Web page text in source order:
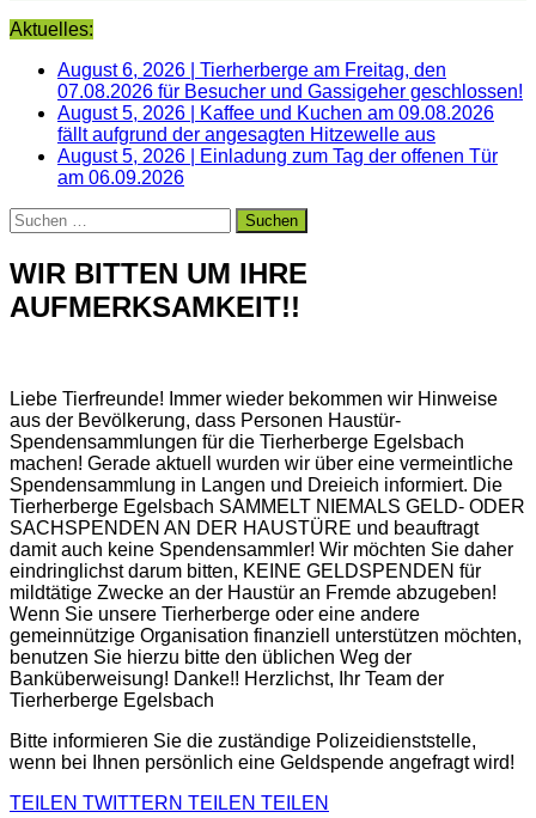
Aktuelles:
August 6, 2026
Tierherberge am Freitag, den
07.08.2026 für Besucher und Gassigeher geschlossen!
August 5, 2026
Kaffee und Kuchen am 09.08.2026
fällt aufgrund der angesagten Hitzewelle aus
August 5, 2026
Einladung zum Tag der offenen Tür
am 06.09.2026
Suchen
nach:
WIR BITTEN UM IHRE
AUFMERKSAMKEIT!!
Liebe Tierfreunde! Immer wieder bekommen wir Hinweise
aus der Bevölkerung, dass Personen Haustür-
Spendensammlungen für die Tierherberge Egelsbach
machen! Gerade aktuell wurden wir über eine vermeintliche
Spendensammlung in Langen und Dreieich informiert. Die
Tierherberge Egelsbach SAMMELT NIEMALS GELD- ODER
SACHSPENDEN AN DER HAUSTÜRE und beauftragt
damit auch keine Spendensammler! Wir möchten Sie daher
eindringlichst darum bitten, KEINE GELDSPENDEN für
mildtätige Zwecke an der Haustür an Fremde abzugeben!
Wenn Sie unsere Tierherberge oder eine andere
gemeinnützige Organisation finanziell unterstützen möchten,
benutzen Sie hierzu bitte den üblichen Weg der
Banküberweisung! Danke!! Herzlichst, Ihr Team der
Tierherberge Egelsbach
Bitte informieren Sie die zuständige Polizeidienststelle,
wenn bei Ihnen persönlich eine Geldspende angefragt wird!
TEILEN TWITTERN TEILEN TEILEN